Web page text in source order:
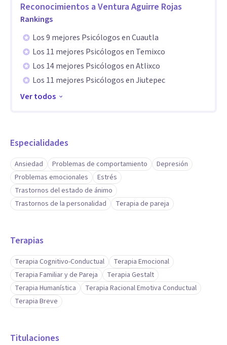
Reconocimientos a Ventura Aguirre Rojas
Rankings
Los 9 mejores Psicólogos en Cuautla
Los 11 mejores Psicólogos en Temixco
Los 14 mejores Psicólogos en Atlixco
Los 11 mejores Psicólogos en Jiutepec
Ver todos
Especialidades
Ansiedad Problemas de comportamiento
Depresión
Problemas emocionales
Estrés
Trastornos del estado de ánimo
Trastornos de la personalidad
Terapia de pareja
Terapias
Terapia Cognitivo-Conductual
Terapia Emocional
Terapia Familiar y de Pareja
Terapia Gestalt
Terapia Humanística
Terapia Racional Emotiva Conductual
Terapia Breve
Titulaciones